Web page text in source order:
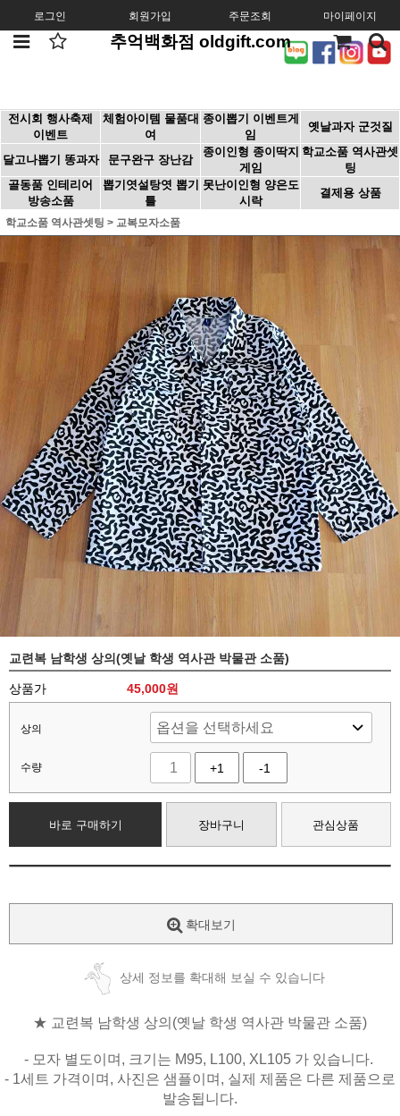
로그인 회원가입 주문조회 마이페이지
추억백화점 oldgift.com
전시회 행사축제
이벤트
체험아이템 물품대
여
종이뽑기 이벤트게
임
옛날과자 군것질
달고나뽑기 똥과자 문구완구 장난감
종이인형 종이딱지
게임
학교소품 역사관셋
팅
골동품 인테리어
방송소품
뽑기엿설탕엿 뽑기
틀
못난이인형 양은도
시락
결제용 상품
학교소품 역사관셋팅 > 교복모자소품
교련복 남학생 상의(옛날 학생 역사관 박물관 소품)
상품가 45,000원
상의
수량 +1 -1
바로 구매하기 장바구니 관심상품
확대보기
상세 정보를 확대해 보실 수 있습니다
★ 교련복 남학생 상의(옛날 학생 역사관 박물관 소품)
- 모자 별도이며, 크기는 M95, L100, XL105 가 있습니다.
- 1세트 가격이며, 사진은 샘플이며, 실제 제품은 다른 제품으로
발송됩니다.